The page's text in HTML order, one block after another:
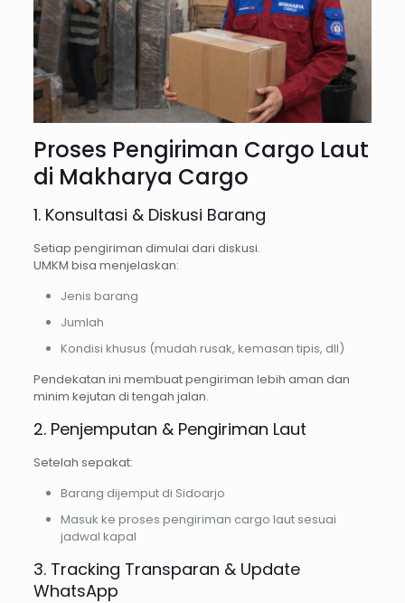
Proses Pengiriman Cargo Laut
di Makharya Cargo
1. Konsultasi & Diskusi Barang
Setiap pengiriman dimulai dari diskusi.
UMKM bisa menjelaskan:
Jenis barang
Jumlah
Kondisi khusus (mudah rusak, kemasan tipis, dll)
Pendekatan ini membuat pengiriman lebih aman dan
minim kejutan di tengah jalan.
2. Penjemputan & Pengiriman Laut
Setelah sepakat:
Barang dijemput di Sidoarjo
Masuk ke proses pengiriman cargo laut sesuai
jadwal kapal
3. Tracking Transparan & Update
WhatsApp